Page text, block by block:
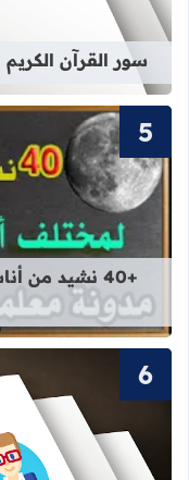
سور القرآن
+40 نشيد من